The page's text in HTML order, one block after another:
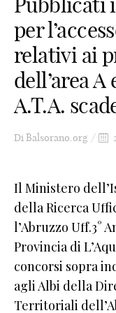
per
relativi ai
dell’area
A.T.A.
DiBalsorano.org
Il Ministero
della Ricerca
l’Abruzzo Uff.3°
Provincia di
concorsi sopra
agli Albi della
Territoriali